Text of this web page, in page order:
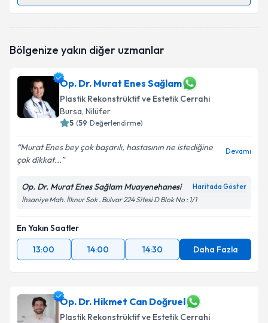
takvimi talebi oluşturun. Size bu uzmandan randevu
bilgilendireceğiz.
E-posta Adresiniz
Kişisel verilerimin işlenmesine ilişkinAydınlatma
Metni'ni okudum ve kişisel verilerimin belirtilen
kapsamda işlenmesini kabul ediyorum.
Takvim Talebini Gönder
Bölgenize yakın diğer uzmanlar
Op. Dr. Murat Enes Sağlam
Plastik Rekonstrüktif ve Estetik Cerrahi
Bursa, Nilüfer
5 (59 Değerlendirme)
Murat Enes bey çok başarılı, hastasının ne istediğine
çok dikkat...
Devamı
Op. Dr. Murat Enes Sağlam Muayenehanesi Haritada Göster
İhsaniye Mah. İlknur Sok . Bulvar 224 Sitesi D Blok No : 1/1
En Yakın Saatler
13:00
14:00 14:30 Daha Fazla
Op. Dr. Hikmet Can Doğruel
Plastik Rekonstrüktif ve Estetik Cerrahi